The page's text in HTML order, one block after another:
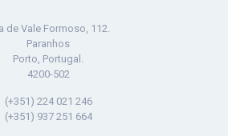
de Vale Formoso, 112.
Paranhos
Porto, Portugal.
4200-502
(+351) 224 021 246
(+351) 937 251 664